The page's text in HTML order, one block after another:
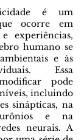
ocorre em
experiências,
humano se
e às
Essa
pode
incluindo
sinápticas, na
e na
neurais. A